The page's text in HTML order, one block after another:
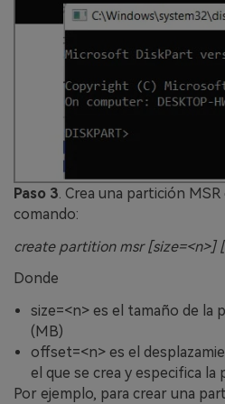
Paso 3 . Crea una partición
comando:
create partition msr [size=<n>]
Donde
size=<n> es el tamaño de la
(MB)
offset=<n> es el
el que se crea y especifica la
Por ejemplo, para crear una